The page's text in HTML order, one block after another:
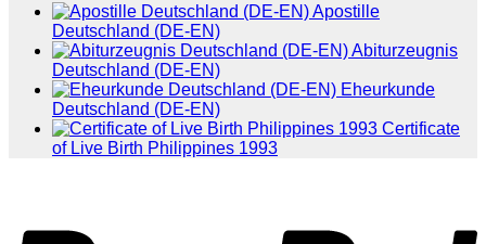
Apostille
Deutschland (DE-EN)
Abiturzeugnis
Deutschland (DE-EN)
Eheurkunde
Deutschland (DE-EN)
Certificate
of Live Birth Philippines 1993